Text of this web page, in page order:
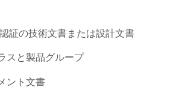
証の技術文書または設計文書
スと製品グループ
ント文書